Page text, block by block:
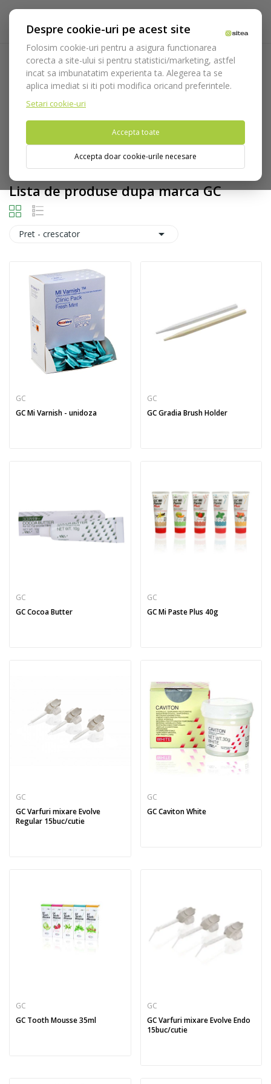
Despre cookie-uri pe acest site
Folosim cookie-uri pentru a asigura functionarea
corecta a site-ului si pentru statistici/marketing, astfel
incat sa imbunatatim experienta ta. Alegerea ta se
aplica imediat si iti poti modifica oricand preferintele.
Setari cookie-uri
Accepta toate
Accepta doar cookie-urile necesare
Acasa Marci GC
Nu puteti plasa comenzi din tara din care accesati website-ul
(United States).
Lista de produse dupa marca GC
Pret - crescator 
GC
GC Mi Varnish - unidoza
GC
GC Gradia Brush Holder
GC
GC Cocoa Butter
GC
GC Mi Paste Plus 40g
GC
GC Varfuri mixare Evolve
Regular 15buc/cutie
GC
GC Caviton White
GC
GC Tooth Mousse 35ml
GC
GC Varfuri mixare Evolve Endo
15buc/cutie